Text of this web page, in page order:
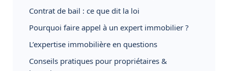
Contrat de bail : ce que dit la loi
Pourquoi faire appel à un expert immobilier ?
L’expertise immobilière en questions
Conseils pratiques pour propriétaires &